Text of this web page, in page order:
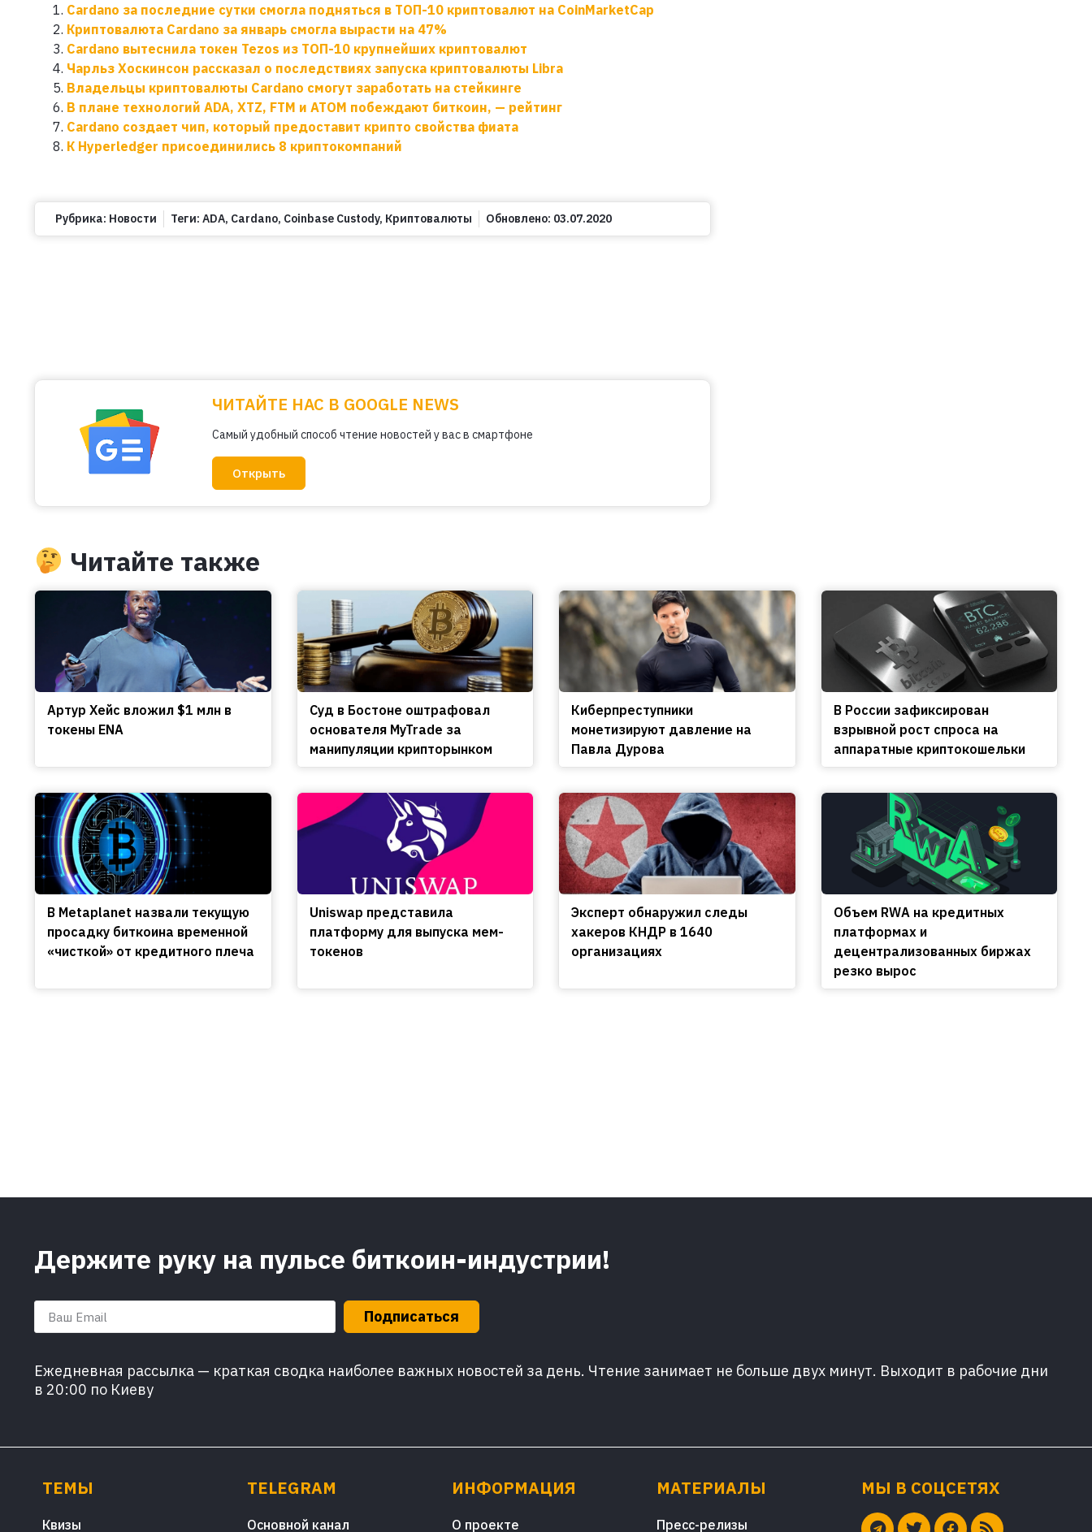
Cardano за последние сутки смогла подняться в ТОП-10 криптовалют на CoinMarketCap
Криптовалюта Cardano за январь смогла вырасти на 47%
Cardano вытеснила токен Tezos из ТОП-10 крупнейших криптовалют
Чарльз Хоскинсон рассказал о последствиях запуска криптовалюты Libra
Владельцы криптовалюты Cardano смогут заработать на стейкинге
В плане технологий ADA, XTZ, FTM и ATOM побеждают биткоин, — рейтинг
Cardano создает чип, который предоставит крипто свойства фиата
К Hyperledger присоединились 8 криптокомпаний
Рубрика: Новости Теги: ADA, Cardano, Coinbase Custody, Криптовалюты Обновлено: 03.07.2020
ЧИТАЙТЕ НАС В GOOGLE NEWS
Самый удобный способ чтение новостей у вас в смартфоне
Открыть
Читайте также
Артур Хейс вложил $1 млн в
токены ENA
Cуд в Бостоне оштрафовал
основателя MyTrade за
манипуляции крипторынком
Киберпреступники
монетизируют давление на
Павла Дурова
В России зафиксирован
взрывной рост спроса на
аппаратные криптокошельки
В Metaplanet назвали текущую
просадку биткоина временной
«чисткой» от кредитного плеча
Uniswap представила
платформу для выпуска мем-
токенов
Эксперт обнаружил следы
хакеров КНДР в 1640
организациях
Объем RWA на кредитных
платформах и
децентрализованных биржах
резко вырос
Держите руку на пульсе биткоин-индустрии!
Подписаться
Ежедневная рассылка — краткая сводка наиболее важных новостей за день. Чтение занимает не больше двух минут. Выходит в рабочие дни
в 20:00 по Киеву
ТЕМЫ
Квизы
TELEGRAM
Основной канал
ИНФОРМАЦИЯ
О проекте
МАТЕРИАЛЫ
Пресс-релизы
МЫ В СОЦСЕТЯХ